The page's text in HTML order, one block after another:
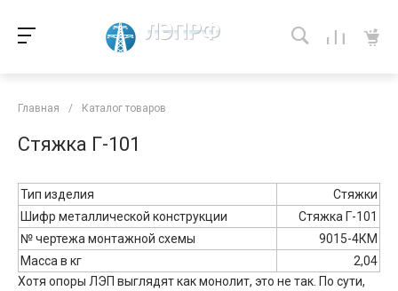
Главная / Каталог товаров
Стяжка Г-101
Тип изделия
Стяжки
Шифр металлической конструкции
Стяжка Г-101
№ чертежа монтажной схемы
9015-4КМ
Масса в кг
2,04
Хотя опоры ЛЭП выглядят как монолит, это не так. По сути,